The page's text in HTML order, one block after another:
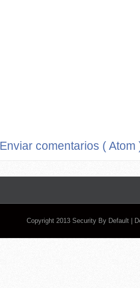
Enviar comentarios ( Atom
Copyright 2013 Security By Default |